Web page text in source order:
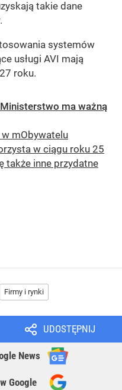
takie dane
systemów
usługi AVI mają
roku.
ma ważną
mObywatelu
w ciągu roku 25
także inne przydatne
Firmy i rynki
UDOSTĘPNIJ
News
Google